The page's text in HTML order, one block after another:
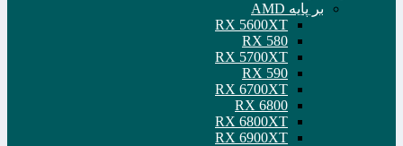
بر پایه AMD
RX 5600XT
RX 580
RX 5700XT
RX 590
RX 6700XT
RX 6800
RX 6800XT
RX 6900XT